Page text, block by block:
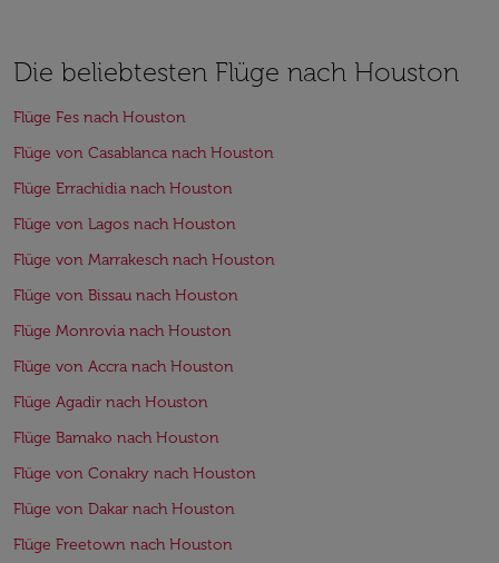
Die beliebtesten Flüge nach Houston
Flüge Fes nach Houston
Flüge von Casablanca nach Houston
Flüge Errachidia nach Houston
Flüge von Lagos nach Houston
Flüge von Marrakesch nach Houston
Flüge von Bissau nach Houston
Flüge Monrovia nach Houston
Flüge von Accra nach Houston
Flüge Agadir nach Houston
Flüge Bamako nach Houston
Flüge von Conakry nach Houston
Flüge von Dakar nach Houston
Flüge Freetown nach Houston